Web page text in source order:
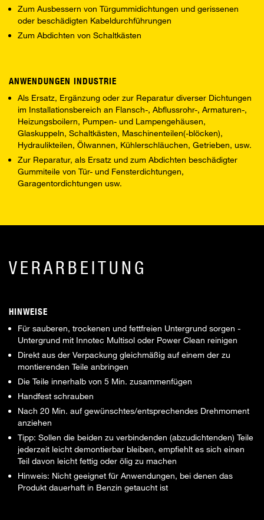
Zum Ausbessern von Türgummidichtungen und gerissenen
oder beschädigten Kabeldurchführungen
Zum Abdichten von Schaltkästen
ANWENDUNGEN INDUSTRIE
Als Ersatz, Ergänzung oder zur Reparatur diverser Dichtungen
im Installationsbereich an Flansch-, Abflussrohr-, Armaturen-,
Heizungsboilern, Pumpen- und Lampengehäusen,
Glaskuppeln, Schaltkästen, Maschinenteilen(-blöcken),
Hydraulikteilen, Ölwannen, Kühlerschläuchen, Getrieben, usw.
Zur Reparatur, als Ersatz und zum Abdichten beschädigter
Gummiteile von Tür- und Fensterdichtungen,
Garagentordichtungen usw.
VERARBEITUNG
HINWEISE
Für sauberen, trockenen und fettfreien Untergrund sorgen -
Untergrund mit Innotec Multisol oder Power Clean reinigen
Direkt aus der Verpackung gleichmäßig auf einem der zu
montierenden Teile anbringen
Die Teile innerhalb von 5 Min. zusammenfügen
Handfest schrauben
Nach 20 Min. auf gewünschtes/entsprechendes Drehmoment
anziehen
Tipp: Sollen die beiden zu verbindenden (abzudichtenden) Teile
jederzeit leicht demontierbar bleiben, empfiehlt es sich einen
Teil davon leicht fettig oder ölig zu machen
Hinweis: Nicht geeignet für Anwendungen, bei denen das
Produkt dauerhaft in Benzin getaucht ist